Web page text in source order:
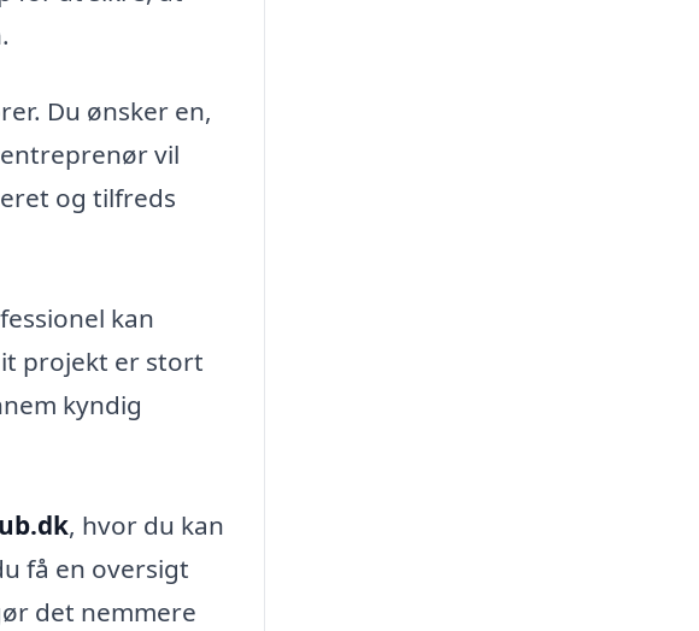
Du ønsker en,
vil
og tilfreds
kan
projekt er stort
kyndig
, hvor du kan
få en oversigt
det nemmere